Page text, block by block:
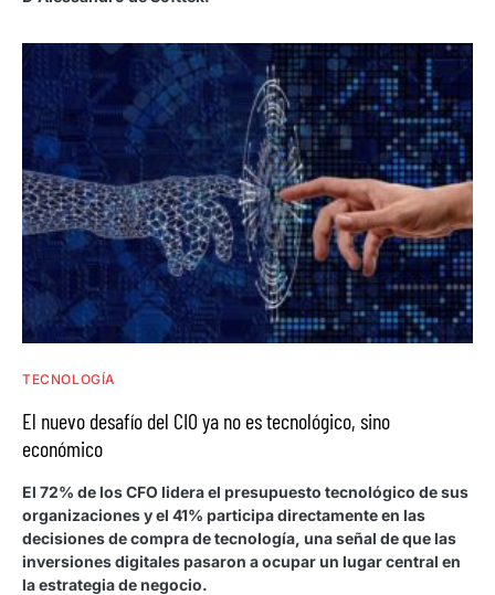
TECNOLOGÍA
El nuevo desafío del CIO ya no es tecnológico, sino
económico
El 72% de los CFO lidera el presupuesto tecnológico de sus
organizaciones y el 41% participa directamente en las
decisiones de compra de tecnología, una señal de que las
inversiones digitales pasaron a ocupar un lugar central en
la estrategia de negocio.